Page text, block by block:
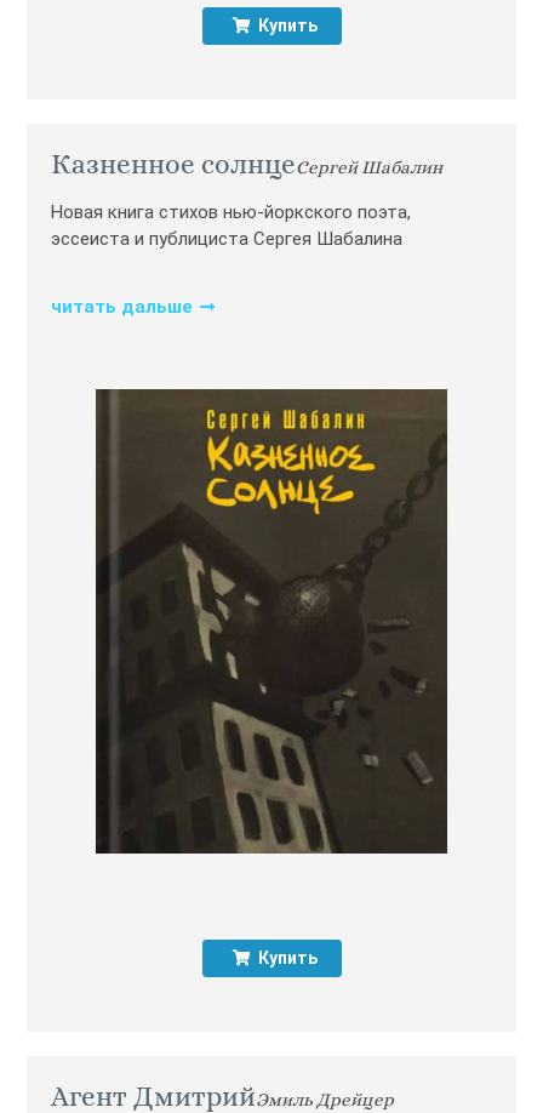
Купить
Казненное солнцеСергей Шабалин
Новая книга стихов нью-йоркского поэта,
эссеиста и публициста Сергея Шабалина
читать дальше
Купить
Агент ДмитрийЭмиль Дрейцер